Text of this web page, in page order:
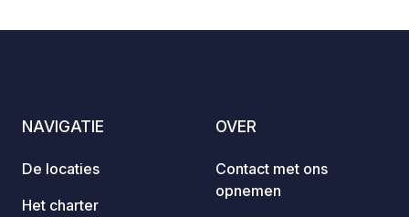
NAVIGATIE
De locaties
Het charter
OVER
Contact met ons
opnemen